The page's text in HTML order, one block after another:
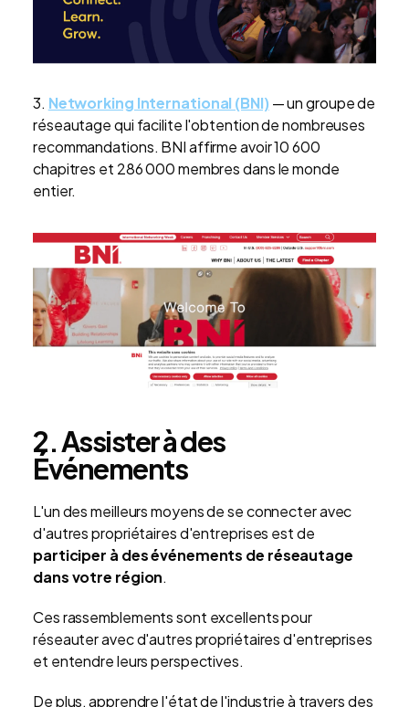
3. Networking International (BNI) — un groupe de
réseautage qui facilite l'obtention de nombreuses
recommandations. BNI affirme avoir 10 600
chapitres et 286 000 membres dans le monde
entier.
2. Assister à des
Événements
L'un des meilleurs moyens de se connecter avec
d'autres propriétaires d'entreprises est de
participer à des événements de réseautage
dans votre région.
Ces rassemblements sont excellents pour
réseauter avec d'autres propriétaires d'entreprises
et entendre leurs perspectives.
De plus, apprendre l'état de l'industrie à travers des